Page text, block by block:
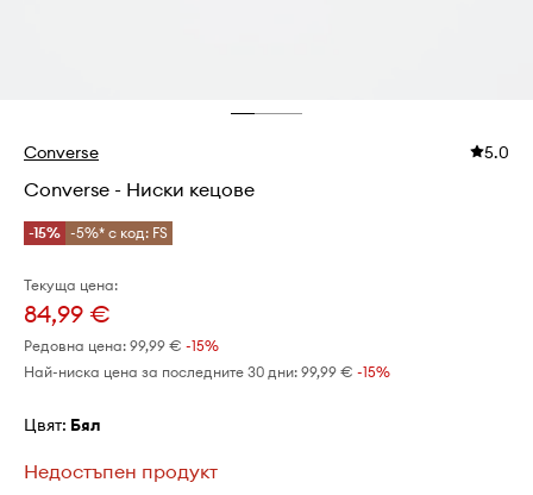
Converse 5.0
Converse - Ниски кецове
-15% -5%* с код: FS
Текуща цена:
84,99 €
Редовна цена: 99,99 € -15%
Най-ниска цена за последните 30 дни: 99,99 € -15%
Цвят: бял
Недостъпен продукт